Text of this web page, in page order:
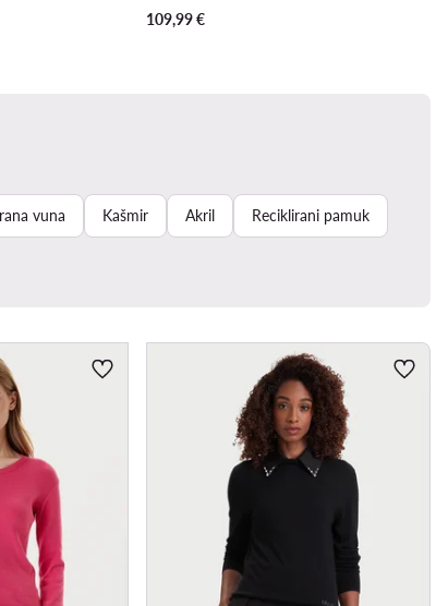
109,99€
vuna Kašmir Akril Reciklirani pamuk